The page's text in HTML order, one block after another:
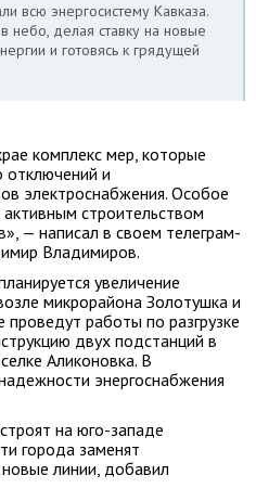
всю энергосистему Кавказа.
небо, делая ставку на новые
и готовясь к грядущей
комплекс мер, которые
отключений и
электроснабжения. Особое
строительством
— написал в своем телеграм-
Владимиров.
увеличение
микрорайона Золотушка и
работы по разгрузке
двух подстанций в
Аликоновка. В
энергоснабжения
на юго-западе
города заменят
линии, добавил